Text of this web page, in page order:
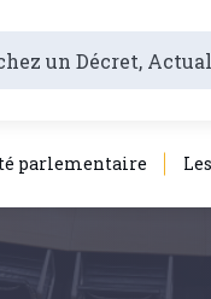
parlementaire